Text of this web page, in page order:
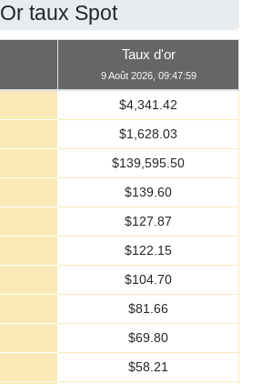
Or taux Spot
Taux d'or
9 Août 2026, 09:47:59
$4,341.42
$1,628.03
$139,595.50
$139.60
$127.87
$122.15
$104.70
$81.66
$69.80
$58.21